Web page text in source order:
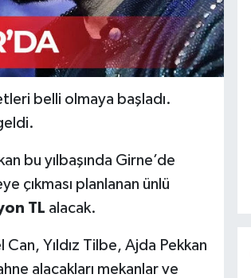
belli olmaya başladı.
bu yılbaşında Girne’de
çıkması planlanan ünlü
TL alacak.
Yıldız Tilbe, Ajda Pekkan
alacakları mekanlar ve